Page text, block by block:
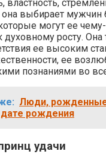
властность,
выбирает мужчин
могут ее
духовному росту. Она
ее высоким
ее
познаниями во
Люди, рожденные
рождения
удачи